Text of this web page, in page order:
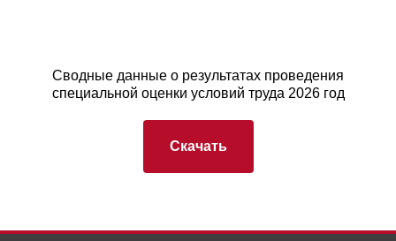
Сводные данные о результатах проведения
специальной оценки условий труда 2026 год
Скачать